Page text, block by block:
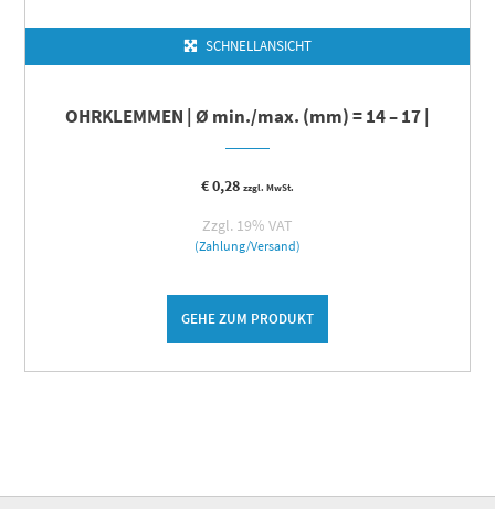
SCHNELLANSICHT
OHRKLEMMEN | Ø min./max. (mm) = 14 – 17 |
€0,28 zzgl. MwSt.
Zzgl. 19% VAT
(Zahlung/Versand)
GEHE ZUM PRODUKT